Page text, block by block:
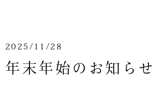
2025/11/28
年末年始のお知らせ